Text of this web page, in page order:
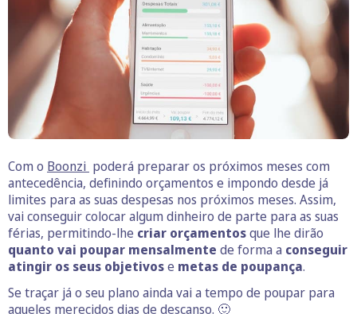
Com o Boonzi poderá preparar os próximos meses com
antecedência, definindo orçamentos e impondo desde já
limites para as suas despesas nos próximos meses. Assim,
vai conseguir colocar algum dinheiro de parte para as suas
férias, permitindo-lhe criar orçamentosque lhe dirão
quanto vai poupar mensalmente de forma a conseguir
atingir os seus objetivose metas de poupança.
Se traçar já o seu plano ainda vai a tempo de poupar para
aqueles merecidos dias de descanso. 🙂